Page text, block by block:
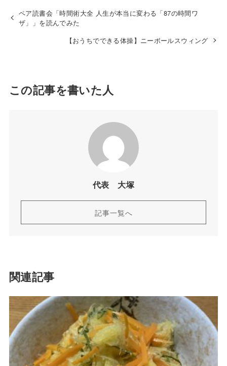
ペア読書会「時間術大全 人生が本当に変わる「87の時間ワ
ザ」」を読んでみた
【おうちでできる体操】ニーボールスウィング
この記事を書いた人
代表 大塚
記事一覧へ
関連記事